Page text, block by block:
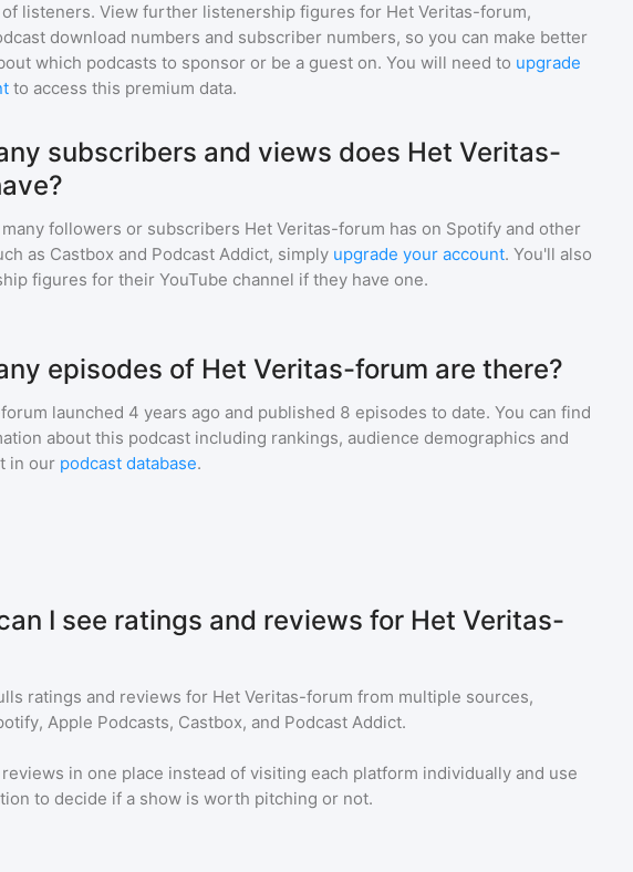
listeners. View further listenership figures for Het Veritas-forum,
download numbers and subscriber numbers, so you can make better
which podcasts to sponsor or be a guest on. You will need to upgrade
to access this premium data.
subscribers and views does Het Veritas-
followers or subscribers Het Veritas-forum has on Spotify and other
as Castbox and Podcast Addict, simply upgrade your account. You'll also
figures for their YouTube channel if they have one.
episodes of Het Veritas-forum are there?
launched 4 years ago and published 8 episodes to date. You can find
about this podcast including rankings, audience demographics and
in our podcast database.
I see ratings and reviews for Het Veritas-
ratings and reviews for Het Veritas-forum from multiple sources,
Apple Podcasts, Castbox, and Podcast Addict.
in one place instead of visiting each platform individually and use
to decide if a show is worth pitching or not.